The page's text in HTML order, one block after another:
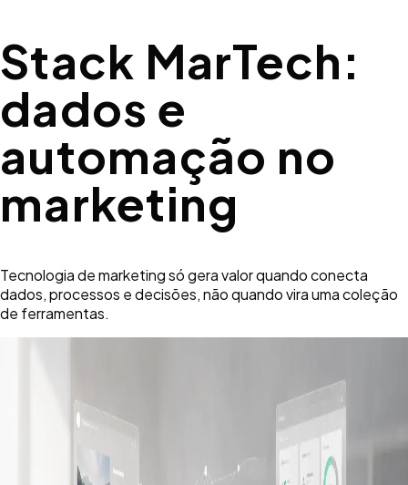
Stack MarTech:
dados e
automação no
marketing
Tecnologia de marketing só gera valor quando conecta
dados, processos e decisões, não quando vira uma coleção
de ferramentas.